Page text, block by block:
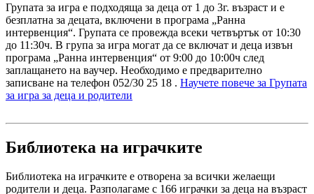
Групата за игра е подходяща за деца от 1 до 3г. възраст и е
безплатна за децата, включени в програма „Ранна
интервенция“. Групата се провежда всеки четвъртък от 10:30
до 11:30ч. В група за игра могат да се включат и деца извън
програма „Ранна интервенция“ от 9:00 до 10:00ч след
заплащането на ваучер. Необходимо е предварително
записване на телефон 052/30 25 18 . Научете повече за Групата
за игра за деца и родители
Библиотека на играчките
Библиотека на играчките е отворена за всички желаещи
родители и деца. Разполагаме с 166 играчки за деца на възраст